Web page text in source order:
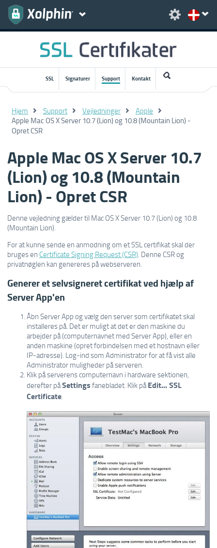
SSL Signaturer Support Kontakt
Hjem Support Vejledninger Apple
Apple Mac OS X Server 10.7 (Lion) og 10.8 (Mountain Lion) -
Opret CSR
Apple Mac OS X Server 10.7
(Lion) og 10.8 (Mountain
Lion) - Opret CSR
Denne vejledning gælder til Mac OS X Server 10.7 (Lion) og 10.8
(Mountain Lion).
For at kunne sende en anmodning om et SSL certifikat skal der
bruges en Certificate Signing Request (CSR) . Denne CSR og
privatnøglen kan genereres på webserveren.
Generer et selvsigneret certifikat ved hjælp af
Server App'en
Åbn Server App og vælg den server som certifikatet skal
installeres på. Det er muligt at det er den maskine du
arbejder på (computernavnet med Server App), eller en
anden maskine (opret forbindelsen med et hostnavn eller
IP-adresse). Log-ind som Administrator for at få vist alle
Administrator muligheder på serveren.
Klik på serverens computernavn i hardware sektionen,
derefter påSettings fanebladet. Klik på Edit... SSL
Certificate